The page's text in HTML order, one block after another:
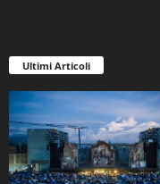
Ultimi Articoli